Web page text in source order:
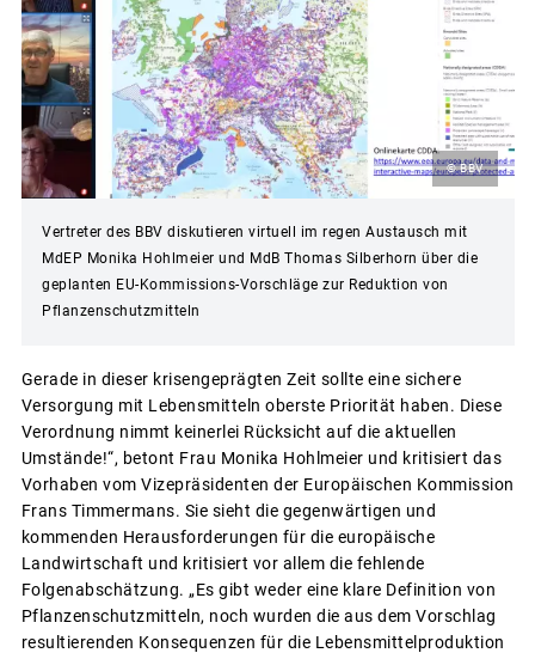
© BBV
Vertreter des BBV diskutieren virtuell im regen Austausch mit
MdEP Monika Hohlmeier und MdB Thomas Silberhorn über die
geplanten EU-Kommissions-Vorschläge zur Reduktion von
Pflanzenschutzmitteln
Gerade in dieser krisengeprägten Zeit sollte eine sichere
Versorgung mit Lebensmitteln oberste Priorität haben. Diese
Verordnung nimmt keinerlei Rücksicht auf die aktuellen
Umstände!“, betont Frau Monika Hohlmeier und kritisiert das
Vorhaben vom Vizepräsidenten der Europäischen Kommission
Frans Timmermans. Sie sieht die gegenwärtigen und
kommenden Herausforderungen für die europäische
Landwirtschaft und kritisiert vor allem die fehlende
Folgenabschätzung. „Es gibt weder eine klare Definition von
Pflanzenschutzmitteln, noch wurden die aus dem Vorschlag
resultierenden Konsequenzen für die Lebensmittelproduktion